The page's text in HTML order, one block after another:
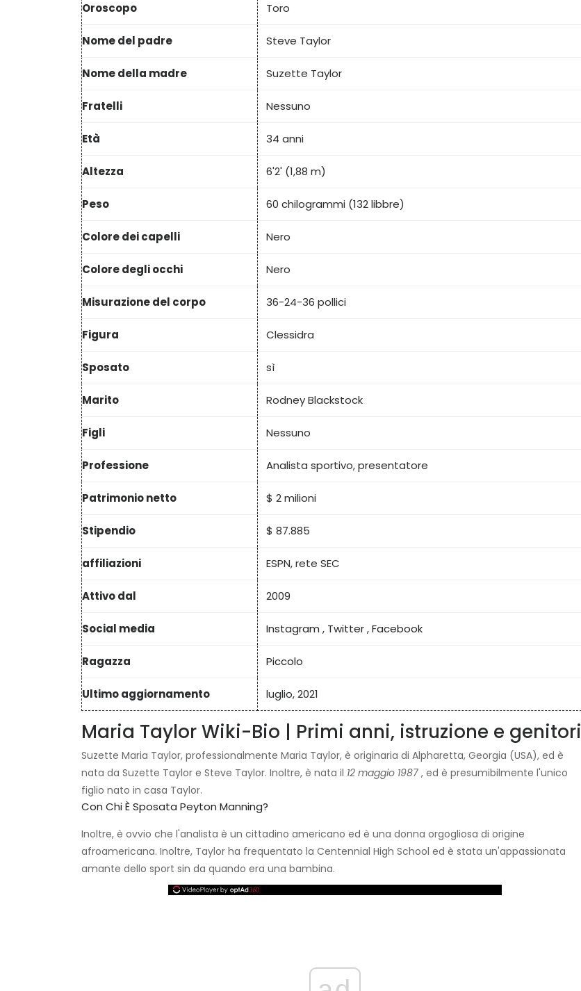
Oroscopo Toro
Nome del padre Steve Taylor
Nome della madre Suzette Taylor
Fratelli Nessuno
Età 34 anni
Altezza 6'2' (1,88 m)
Peso 60 chilogrammi (132 libbre)
Colore dei capelli Nero
Colore degli occhi Nero
Misurazione del corpo 36-24-36 pollici
Figura Clessidra
Sposato sì
Marito Rodney Blackstock
Figli Nessuno
Professione Analista sportivo, presentatore
Patrimonio netto $ 2 milioni
Stipendio $ 87.885
affiliazioni ESPN, rete SEC
Attivo dal 2009
Social media Instagram , Twitter,Facebook
Ragazza Piccolo
Ultimo aggiornamento luglio, 2021
Maria Taylor Wiki-Bio | Primi anni, istruzione e genitori
Suzette Maria Taylor, professionalmente Maria Taylor, è originaria di Alpharetta, Georgia (USA), ed è
nata da Suzette Taylor e Steve Taylor. Inoltre, è nata il 12 maggio 1987 , ed è presumibilmente l'unico
figlio nato in casa Taylor.
Con Chi È Sposata Peyton Manning?
Inoltre, è ovvio che l'analista è un cittadino americano ed è una donna orgogliosa di origine
afroamericana. Inoltre, Taylor ha frequentato la Centennial High School ed è stata un'appassionata
amante dello sport sin da quando era una bambina.